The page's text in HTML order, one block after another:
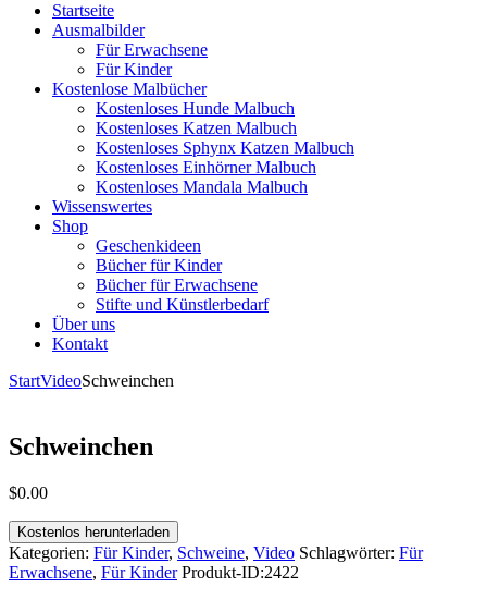
Startseite
Ausmalbilder
Für Erwachsene
Für Kinder
Kostenlose Malbücher
Kostenloses Hunde Malbuch
Kostenloses Katzen Malbuch
Kostenloses Sphynx Katzen Malbuch
Kostenloses Einhörner Malbuch
Kostenloses Mandala Malbuch
Wissenswertes
Shop
Geschenkideen
Bücher für Kinder
Bücher für Erwachsene
Stifte und Künstlerbedarf
Über uns
Kontakt
StartVideoSchweinchen
Schweinchen
$0.00
Kostenlos herunterladen
Kategorien: Für Kinder, Schweine, Video Schlagwörter: Für
Erwachsene, Für Kinder Produkt-ID:2422